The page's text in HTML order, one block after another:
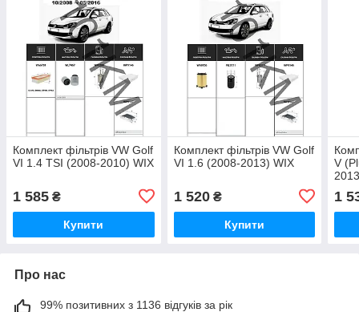
Комплект фільтрів VW Golf
VI 1.4 TSI (2008-2010) WIX
1 585 ₴
Купити
Комплект фільтрів VW Golf
VI 1.6 (2008-2013) WIX
1 520₴
Купити
V
1
Про нас
99% позитивних з 1136 відгуків за рік